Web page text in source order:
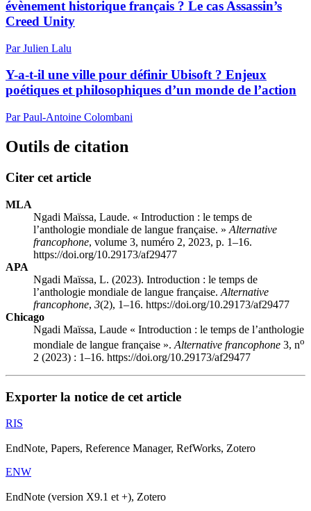
évènement historique français ? Le cas Assassin’s
Creed Unity
Par Julien Lalu
Y-a-t-il une ville pour définir Ubisoft ? Enjeux
poétiques et philosophiques d’un monde de l’action
Par Paul-Antoine Colombani
Outils de citation
Citer cet article
MLA
Ngadi Maïssa, Laude. « Introduction : le temps de
l’anthologie mondiale de langue française. » Alternative
francophone, volume 3, numéro 2, 2023, p. 1–16.
https://doi.org/10.29173/af29477
APA
Ngadi Maïssa, L. (2023). Introduction : le temps de
l’anthologie mondiale de langue française. Alternative
francophone, 3(2), 1–16. https://doi.org/10.29173/af29477
Chicago
Ngadi Maïssa, Laude « Introduction : le temps de l’anthologie
mondiale de langue française ». Alternative francophone 3, no
2 (2023) : 1–16. https://doi.org/10.29173/af29477
Exporter la notice de cet article
RIS
EndNote, Papers, Reference Manager, RefWorks, Zotero
ENW
EndNote (version X9.1 et +), Zotero